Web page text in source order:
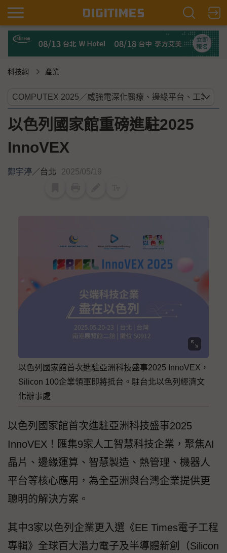
科技網 產業
以色列國家館重磅進駐2025
InnoVEX
鄭宇渟／台北 2025/05/19
以色列國家館首次進駐亞洲科技盛事2025 InnoVEX，
Silicon 100企業領軍即將抵台。駐台北以色列經濟文
化辦事處
以色列國家館首次進駐亞洲科技盛事2025
InnoVEX！匯集9家人工智慧科技企業，聚焦AI
晶片、邊緣運算、智慧製造、熱管理、機器人
平台等核心應用，為全亞洲與台灣企業提供更
聰明的解決方案。
其中3家以色列企業更入選《EE Times電子工程
專輯》全球百大潛力電子及半導體新創（Silicon